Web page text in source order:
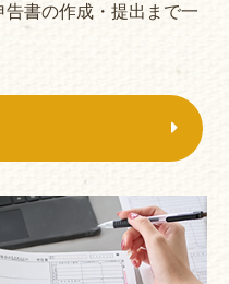
書の作成・提出まで一